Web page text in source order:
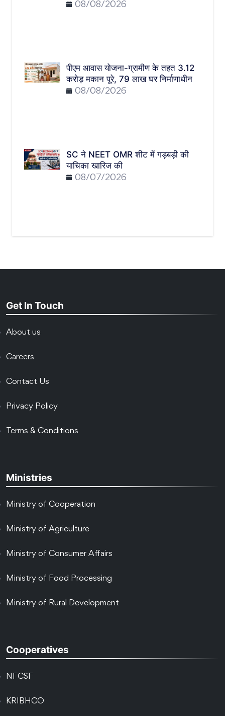
08/08/2026
पीएम आवास योजना-ग्रामीण के तहत 3.12
करोड़ मकान पूरे, 79 लाख घर निर्माणाधीन
08/08/2026
SC ने NEET OMR शीट में गड़बड़ी की
याचिका खारिज की
08/07/2026
Get In Touch
About us
Careers
Contact Us
Privacy Policy
Terms & Conditions
Ministries
Ministry of Cooperation
Ministry of Agriculture
Ministry of Consumer Affairs
Ministry of Food Processing
Ministry of Rural Development
Cooperatives
NFCSF
KRIBHCO